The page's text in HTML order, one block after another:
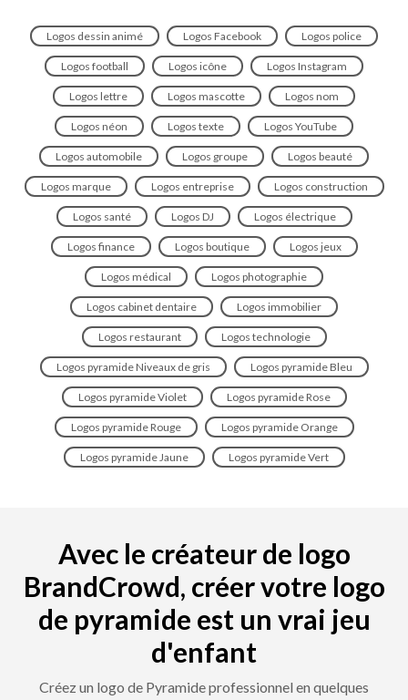
Logos dessin animé Logos Facebook Logos police
Logos football Logos icône Logos Instagram
Logos lettre Logos mascotte Logos nom
Logos néon Logos texte Logos YouTube
Logos automobile Logos groupe Logos beauté
Logos marque Logos entreprise Logos construction
Logos santé Logos DJ Logos électrique
Logos finance Logos boutique Logos jeux
Logos médical Logos photographie
Logos cabinet dentaire Logos immobilier
Logos restaurant Logos technologie
Logos pyramide Niveaux de gris Logos pyramide Bleu
Logos pyramide Violet Logos pyramide Rose
Logos pyramide Rouge Logos pyramide Orange
Logos pyramide Jaune Logos pyramide Vert
Avec le créateur de logo
BrandCrowd, créer votre logo
de pyramide est un vrai jeu
d'enfant
Créez un logo de Pyramide professionnel en quelques